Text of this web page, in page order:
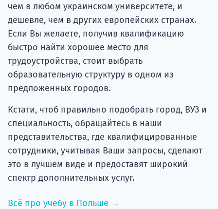
чем в любом украинском университете, и
дешевле, чем в других европейских странах.
Если Вы желаете, получив квалификацию
быстро найти хорошее место для
трудоустройства, стоит выбрать
образовательную структуру в одном из
предложенных городов.
Кстати, чтоб правильно подобрать город, ВУЗ и
специальность, обращайтесь в наши
представительства, где квалифицированные
сотрудники, учитывая Ваши запросы, сделают
это в лучшем виде и предоставят широкий
спектр дополнительных услуг.
Всё про учебу в Польше →